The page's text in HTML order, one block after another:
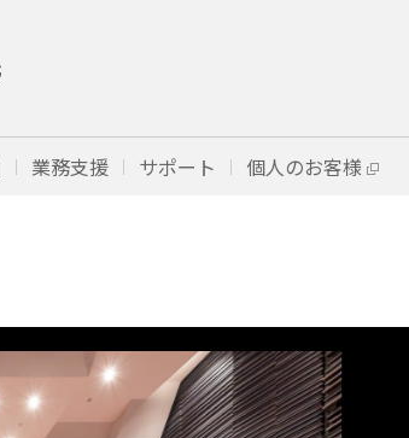
業務支援 サポート 個人のお客様